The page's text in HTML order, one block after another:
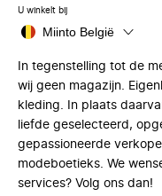
U winkelt bij
Miinto België
In tegenstelling tot de
wij geen magazijn.
kleding. In plaats
liefde geselecteerd,
gepassioneerde
modeboetieks. We
services? Volg ons dan!